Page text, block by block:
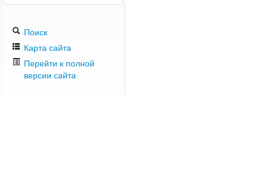
Поиск
Карта сайта
Перейти к полной
версии сайта